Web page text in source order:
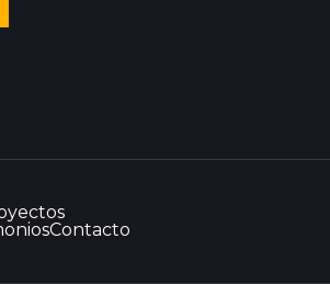
Contacto